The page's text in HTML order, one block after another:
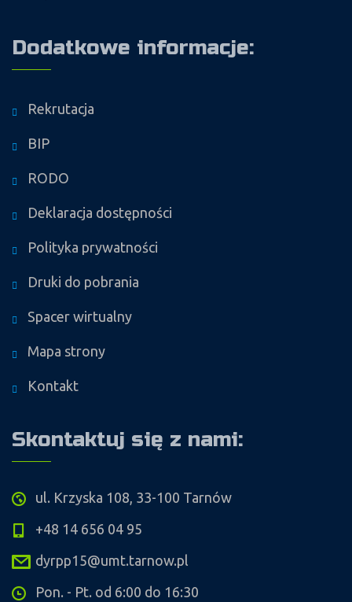
Dodatkowe informacje:
Rekrutacja
BIP
RODO
Deklaracja dostępności
Polityka prywatności
Druki do pobrania
Spacer wirtualny
Mapa strony
Kontakt
Skontaktuj się z nami:
ul. Krzyska 108, 33-100 Tarnów
+48 14 656 04 95
dyrpp15@umt.tarnow.pl
Pon. - Pt. od 6:00 do 16:30